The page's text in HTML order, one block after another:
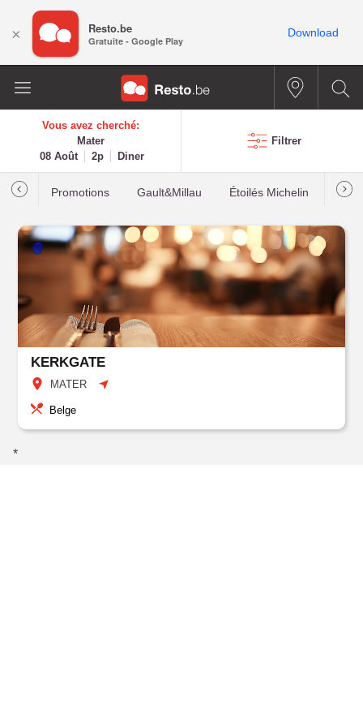
Vous avez cherché:
Mater
08 Août
2p Diner
Filtrer
Promotions Gault&Millau Étoilés Michelin Les
KERKGATE
MATER
Belge
*
× Resto.be
Gratuite - Google Play
Download